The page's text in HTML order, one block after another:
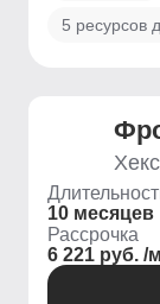
5 ресурсов
10 месяцев
Рассрочка
6 221 руб. /